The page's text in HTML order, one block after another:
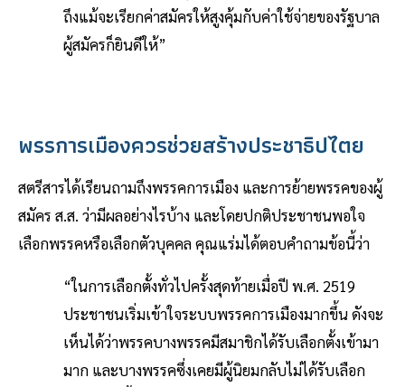
ถึงแม้จะเรียกค่าสมัครให้สูงคุ้มกับค่าใช้จ่ายของรัฐบาล
ผู้สมัครก็ยินดีให้”
พรรการเมืองควรช่วยสร้างประชาธิปไตย
สตรีสารได้เรียนถามถึงพรรคการเมือง และการย้ายพรรคของผู้
สมัคร ส.ส. ว่ามีผลอย่างไรบ้าง และโดยปกติประชาชนพอใจ
เลือกพรรคหรือเลือกตัวบุคคล คุณแร่มได้ตอบคำถามข้อนี้ว่า
“ในการเลือกตั้งทั่วไปครั้งสุดท้ายเมื่อปี พ.ศ. 2519
ประชาชนเริ่มเข้าใจระบบพรรคการเมืองมากขึ้น ดังจะ
เห็นได้ว่าพรรคบางพรรคมีสมาชิกได้รับเลือกตั้งเข้ามา
มาก และบางพรรคซึ่งเคยมีผู้นิยมกลับไม่ได้รับเลือก